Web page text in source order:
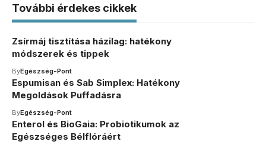
További érdekes cikkek
Zsírmáj tisztítása házilag: hatékony
módszerek és tippek
ByEgészség-Pont
Espumisan és Sab Simplex: Hatékony
Megoldások Puffadásra
ByEgészség-Pont
Enterol és BioGaia: Probiotikumok az
Egészséges Bélflóráért